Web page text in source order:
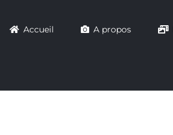
Accueil A propos